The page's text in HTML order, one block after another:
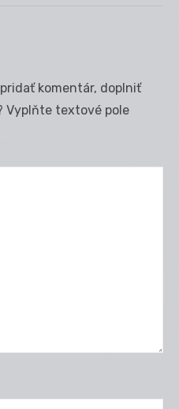
komentár, doplniť
Vyplňte textové pole